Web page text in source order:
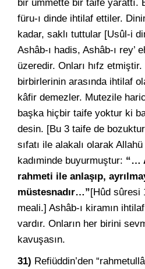
bir ümmette bir taife yarattı.
füru-ı dinde ihtilaf ettiler.
kadar, saklı tuttular [Usûl-i
Ashâb-ı hadis, Ashâb-ı rey’
üzeredir. Onları hıfz
birbirlerinin arasında ihtilaf
kâfir demezler. Mutezile
başka hiçbir taife yoktur ki
desin. [Bu 3 taife de
sıfatı ile alakalı olarak
kadıminde buyurmuştur: “…
rahmeti ile anlaşıp,
müstesnadır…”[Hûd sûresi
meali.] Ashâb-ı kiramın
vardır. Onların her birini
kavuşasın.
31) Refiüddin’den